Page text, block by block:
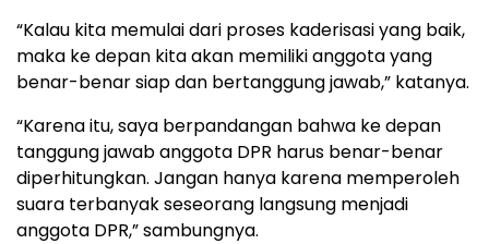
“Kalau kita memulai dari proses kaderisasi yang baik,
maka ke depan kita akan memiliki anggota yang
benar-benar siap dan bertanggung jawab,” katanya.
“Karena itu, saya berpandangan bahwa ke depan
tanggung jawab anggota DPR harus benar-benar
diperhitungkan. Jangan hanya karena memperoleh
suara terbanyak seseorang langsung menjadi
anggota DPR,” sambungnya.